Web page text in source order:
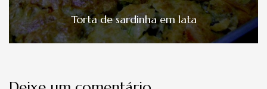
Torta de sardinha em lata